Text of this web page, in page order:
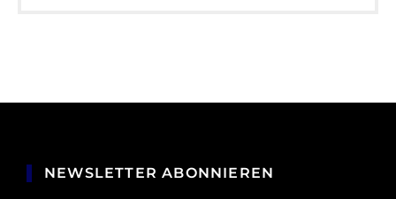
NEWSLETTER ABONNIEREN